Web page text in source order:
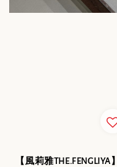
【風莉雅THE.FENGLIYA】